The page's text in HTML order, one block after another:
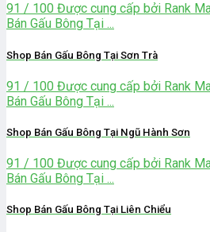
91 / 100 Được cung cấp bởi Rank
Bán Gấu Bông Tại ...
Shop Bán Gấu Bông Tại Sơn Trà
91 / 100 Được cung cấp bởi Rank
Bán Gấu Bông Tại ...
Shop Bán Gấu Bông Tại Ngũ Hành Sơn
91 / 100 Được cung cấp bởi Rank
Bán Gấu Bông Tại ...
Shop Bán Gấu Bông Tại Liên Chiểu